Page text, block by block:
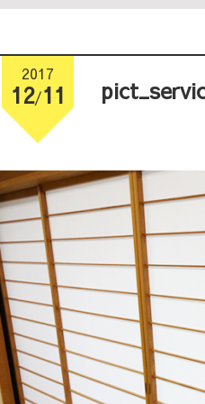
2017
12/11